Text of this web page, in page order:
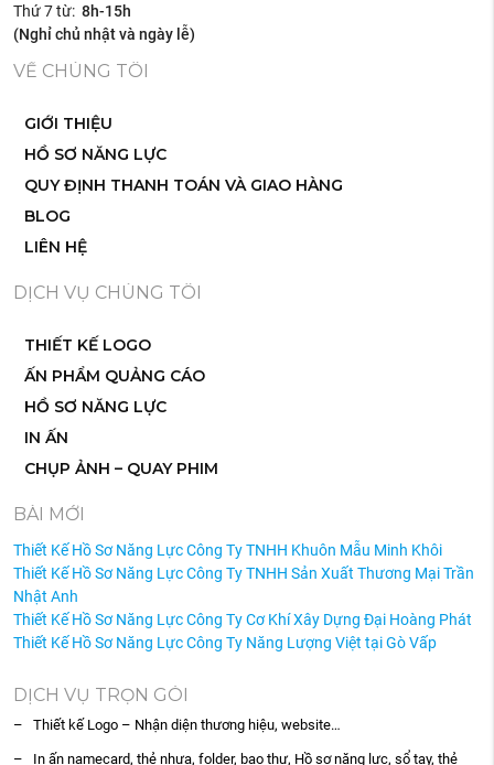
Thứ 7 từ:8h-15h
(Nghỉ chủ nhật và ngày lễ)
VỀ CHÚNG TÔI
GIỚI THIỆU
HỒ SƠ NĂNG LỰC
QUY ĐỊNH THANH TOÁN VÀ GIAO HÀNG
BLOG
LIÊN HỆ
DỊCH VỤ CHÚNG TÔI
THIẾT KẾ LOGO
ẤN PHẨM QUẢNG CÁO
HỒ SƠ NĂNG LỰC
IN ẤN
CHỤP ẢNH – QUAY PHIM
BÀI MỚI
Thiết Kế Hồ Sơ Năng Lực Công Ty TNHH Khuôn Mẫu Minh Khôi
Thiết Kế Hồ Sơ Năng Lực Công Ty TNHH Sản Xuất Thương Mại Trần
Nhật Anh
Thiết Kế Hồ Sơ Năng Lực Công Ty Cơ Khí Xây Dựng Đại Hoàng Phát
Thiết Kế Hồ Sơ Năng Lực Công Ty Năng Lượng Việt tại Gò Vấp
DỊCH VỤ TRỌN GÓI
– Thiết kế Logo – Nhận diện thương hiệu, website…
– In ấn namecard, thẻ nhựa, folder, bao thư, Hồ sơ năng lực, sổ tay, thẻ